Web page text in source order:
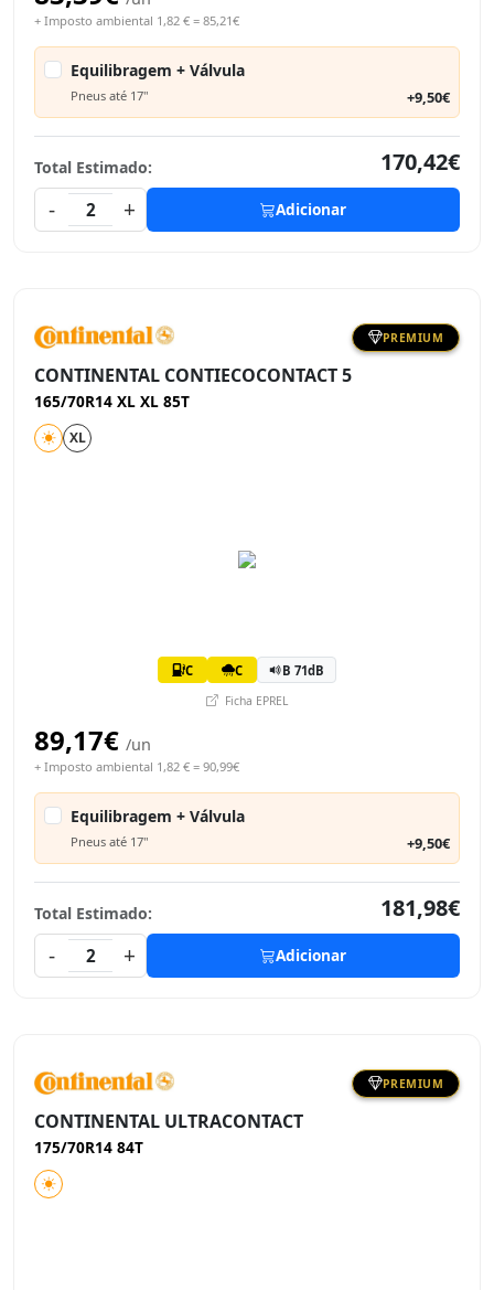
+ Imposto ambiental 1,82 € = 85,21€
Equilibragem + Válvula
Pneus até 17" +9,50€
Total Estimado:
170,42€
-
2 + Adicionar
PREMIUM
CONTINENTAL CONTIECOCONTACT 5
165/70R14 XL XL 85T
XL
C C B 71dB
Ficha EPREL
89,17€ /un
+ Imposto ambiental 1,82 € = 90,99€
Equilibragem + Válvula
Pneus até 17" +9,50€
Total Estimado:
181,98€
-
2 + Adicionar
PREMIUM
CONTINENTAL ULTRACONTACT
175/70R14 84T